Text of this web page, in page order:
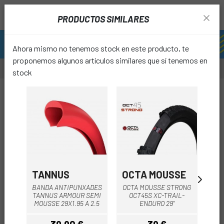
PRODUCTOS SIMILARES
Ahora mismo no tenemos stock en este producto, te
proponemos algunos artículos similares que sí tenemos en
stock
TANNUS
BANDA ANTIPUNXADES
TANNUS ARMOUR SEMI
MOUSSE 29X1.95 A 2.5
OCTA MOUSSE
OCTA MOUSSE STRONG
OCT45S XC-TRAIL-
ENDURO 29"